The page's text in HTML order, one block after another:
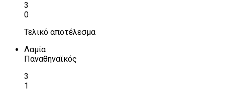
3
0
Τελικό αποτέλεσμα
Λαμία
Παναθηναϊκός
3
1